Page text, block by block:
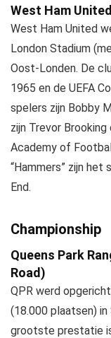
West Ham
West Ham United
London Stadium
Oost-Londen. De
1965 en de UEFA
spelers zijn Bobby
zijn Trevor
Academy of
“Hammers” zijn
End.
Championship
Queens Park
Road)
QPR werd
(18.000 plaatsen) in
grootste prestatie